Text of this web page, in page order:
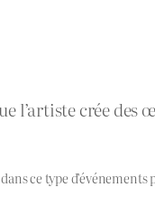
l’artiste crée des
ce type